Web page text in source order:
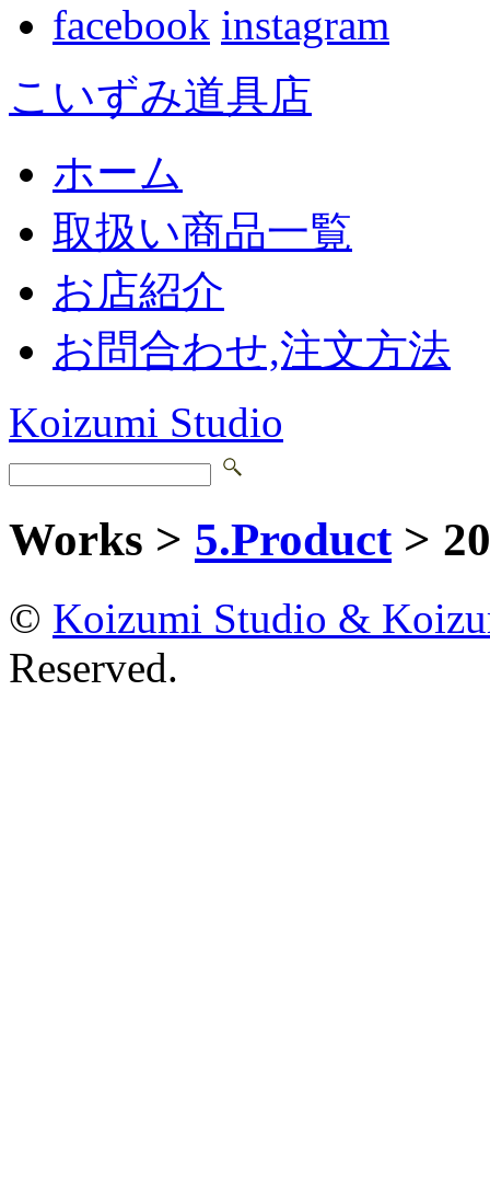
facebook instagram
こいずみ道具店
ホーム
取扱い商品一覧
お店紹介
お問合わせ,注文方法
Koizumi Studio
Works > 5.Product>
© Koizumi Studio &
Reserved.